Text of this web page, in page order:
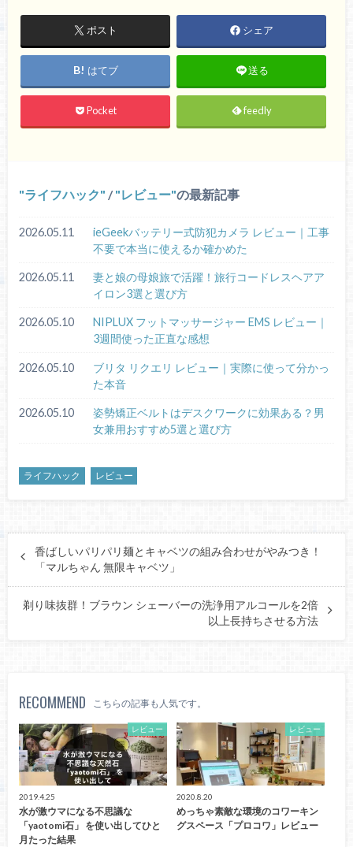
ポスト シェア
はてブ 送る
Pocket feedly
ライフハック / レビュー の最新記事
2026.05.11
ieGeekバッテリー式防犯カメラ レビュー｜工事
不要で本当に使えるか確かめた
2026.05.11
妻と娘の母娘旅で活躍！旅行コードレスヘアア
イロン3選と選び方
2026.05.10
NIPLUX フットマッサージャー EMS レビュー｜
3週間使った正直な感想
2026.05.10
ブリタ リクエリ レビュー｜実際に使って分かっ
た本音
2026.05.10
姿勢矯正ベルトはデスクワークに効果ある？男
女兼用おすすめ5選と選び方
ライフハック レビュー
香ばしいパリパリ麺とキャベツの組み合わせがやみつき！
「マルちゃん 無限キャベツ」
剃り味抜群！ブラウン シェーバーの洗浄用アルコールを2倍
以上長持ちさせる方法
RECOMMEND こちらの記事も人気です。
レビュー
2019.4.25
水が激ウマになる不思議な
「yaotomi石」 を使い出してひと
月たった結果
レビュー
2020.8.20
めっちゃ素敵な環境のコワーキン
グスペース「プロコワ」レビュー